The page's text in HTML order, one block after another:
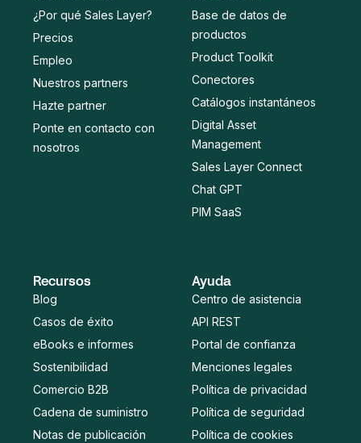
¿Por qué Sales Layer?
Precios
Empleo
Nuestros partners
Hazte partner
Ponte en contacto con
nosotros
Base de datos de
productos
Product Toolkit
Conectores
Catálogos instantáneos
Digital Asset
Management
Sales Layer Connect
Chat GPT
PIM SaaS
Recursos
Blog
Casos de éxito
eBooks e informes
Sostenibilidad
Comercio B2B
Cadena de suministro
Notas de publicación
Ayuda
Centro de asistencia
API REST
Portal de confianza
Menciones legales
Política de privacidad
Política de seguridad
Política de cookies